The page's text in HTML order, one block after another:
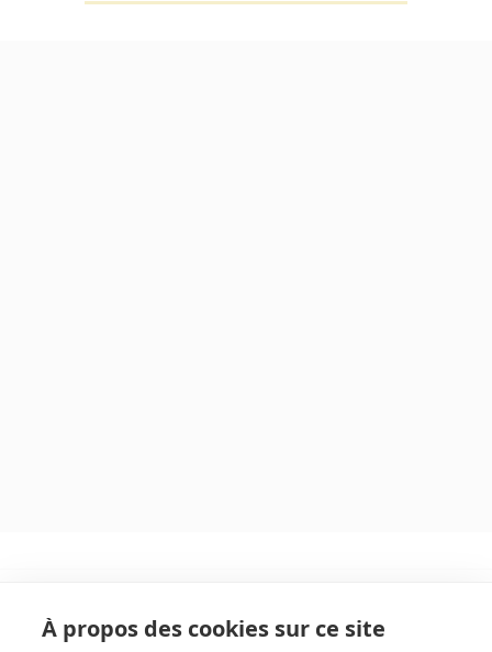
À propos des cookies sur ce site